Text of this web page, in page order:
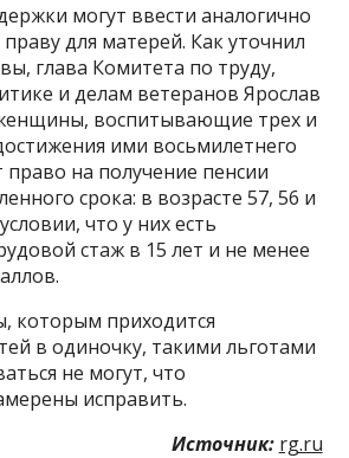
могут ввести аналогично
для матерей. Как уточнил
глава Комитета по труду,
и делам ветеранов Ярослав
воспитывающие трех и
ими восьмилетнего
на получение пенсии
срока: в возрасте 57, 56 и
что у них есть
стаж в 15 лет и не менее
которым приходится
в одиночку, такими льготами
не могут, что
исправить.
Источник: rg.ru